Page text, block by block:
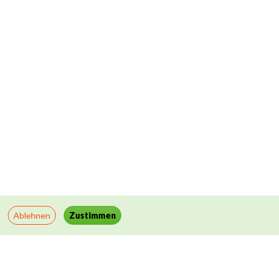
Ablehnen Zustimmen